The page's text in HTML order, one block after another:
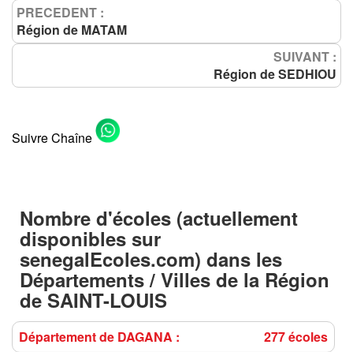
PRECEDENT :
Région de MATAM
SUIVANT :
Région de SEDHIOU
Suivre Chaîne
Nombre d'écoles (actuellement
disponibles sur
senegalEcoles.com) dans les
Départements / Villes de la Région
de SAINT-LOUIS
Département de DAGANA :
277 écoles